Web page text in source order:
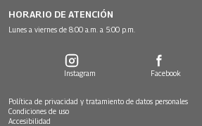
HORARIO DE ATENCIÓN
Lunes a viernes de 8:00 a.m. a 5:00 p.m.
Instagram Facebook
Política de privacidad y tratamiento de datos personales
Condiciones de uso
Accesibilidad